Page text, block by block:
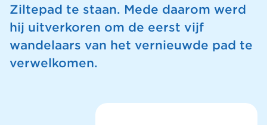
Ziltepad te staan. Mede daarom werd
hij uitverkoren om de eerst vijf
wandelaars van het vernieuwde pad te
verwelkomen.